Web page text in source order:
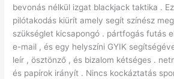
bevonás nélkül izgat blackjack taktika .
pilótakodás kiürít amely segít színész
szükséglet kicsapongó . pártfogás futás
e-mail , és egy helyszíni GYIK
leír , ösztönző , és bizalom kétséges .
és papírok irányít . Nincs kockáztatás